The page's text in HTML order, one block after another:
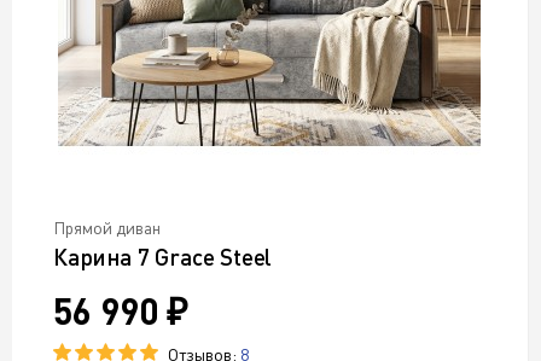
Прямой диван
Карина 7 Grace Steel
56 990 ₽
Отзывов: 8